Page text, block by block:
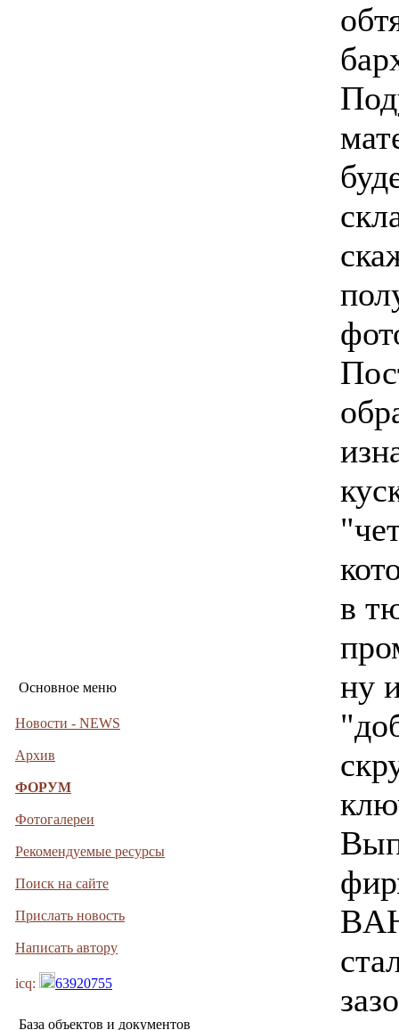
Основное меню
Новости - NEWS
Архив
ФОРУМ
Фотогалереи
Рекомендуемые ресурсы
Поиск на сайте
Прислать новость
Написать автору
icq: 63920755
База объектов и документов
в
ну